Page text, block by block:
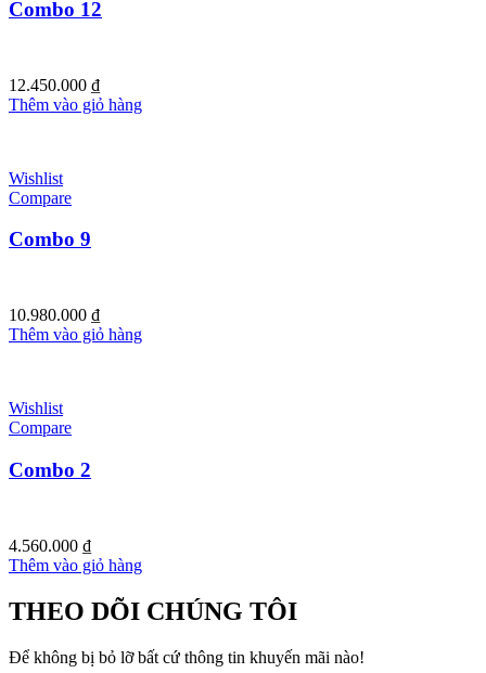
Combo 12
12.450.000 ₫
Thêm vào giỏ hàng
Wishlist
Compare
Combo 9
10.980.000 ₫
Thêm vào giỏ hàng
Wishlist
Compare
Combo 2
4.560.000 ₫
Thêm vào giỏ hàng
THEO DÕI CHÚNG TÔI
Để không bị bỏ lỡ bất cứ thông tin khuyến mãi nào!